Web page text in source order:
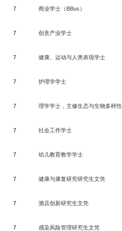
7 商业学士（ BBus ）
7 创意产业学士
7 健康、运动与人类表现学士
7 护理学学士
7 理学学士，主修生态与生物多样性
7 社会工作学士
7 幼儿教育教学学士
7 健康与康复研究研究生文凭
7 酒店创新研究生文凭
7 感染风险管理研究生文凭